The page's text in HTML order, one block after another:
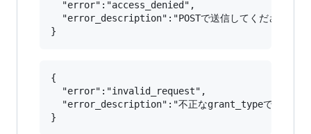
  "error":"access_denied",
  "error_description":"POSTで送信してください。"
{
  "error":"invalid_request",
  "error_description":"不正なgrant_typeです。"